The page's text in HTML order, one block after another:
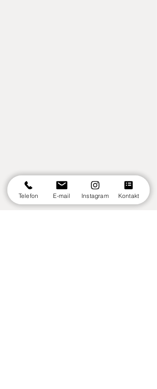
Telefon E-mail Instagram Kontakt